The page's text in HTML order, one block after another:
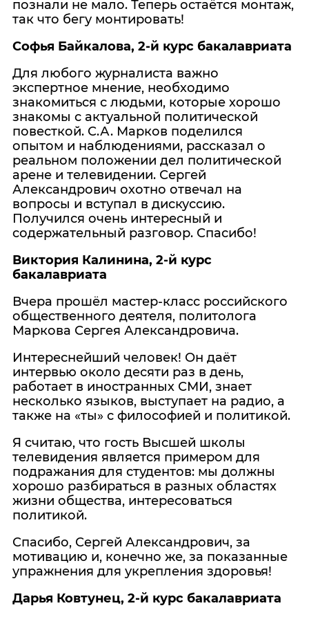
познали не мало. Теперь остаётся монтаж,
так что бегу монтировать!
Софья Байкалова, 2-й курс бакалавриата
Для любого журналиста важно
экспертное мнение, необходимо
знакомиться с людьми, которые хорошо
знакомы с актуальной политической
повесткой. С.А. Марков поделился
опытом и наблюдениями, рассказал о
реальном положении дел политической
арене и телевидении. Сергей
Александрович охотно отвечал на
вопросы и вступал в дискуссию.
Получился очень интересный и
содержательный разговор. Спасибо!
Виктория Калинина, 2-й курс
бакалавриата
Вчера прошёл мастер-класс российского
общественного деятеля, политолога
Маркова Сергея Александровича.
Интереснейший человек! Он даёт
интервью около десяти раз в день,
работает в иностранных СМИ, знает
несколько языков, выступает на радио, а
также на «ты» с философией и политикой.
Я считаю, что гость Высшей школы
телевидения является примером для
подражания для студентов: мы должны
хорошо разбираться в разных областях
жизни общества, интересоваться
политикой.
Спасибо, Сергей Александрович, за
мотивацию и, конечно же, за показанные
упражнения для укрепления здоровья!
Дарья Ковтунец, 2-й курс бакалавриата